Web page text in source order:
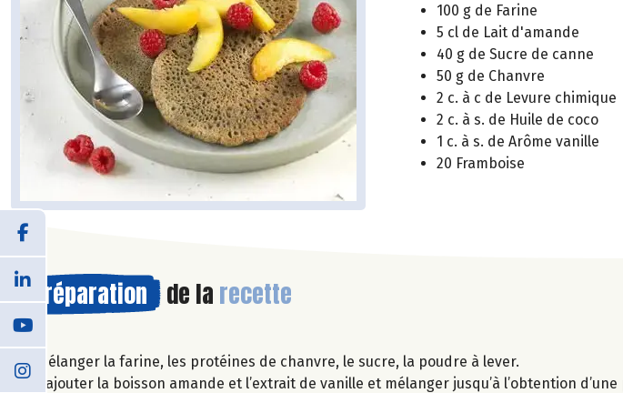
100 g de Farine
5 cl de Lait d'amande
40 g de Sucre de canne
50 g de Chanvre
2 c. à c de Levure chimique
2 c. à s. de Huile de coco
1 c. à s. de Arôme vanille
20 Framboise
Préparation de la recette
Mélanger la farine, les protéines de chanvre, le sucre, la poudre à lever.
Rajouter la boisson amande et l’extrait de vanille et mélanger jusqu’à l’obtention